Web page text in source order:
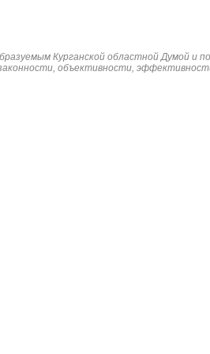
Курганской областной Думой и
объективности,